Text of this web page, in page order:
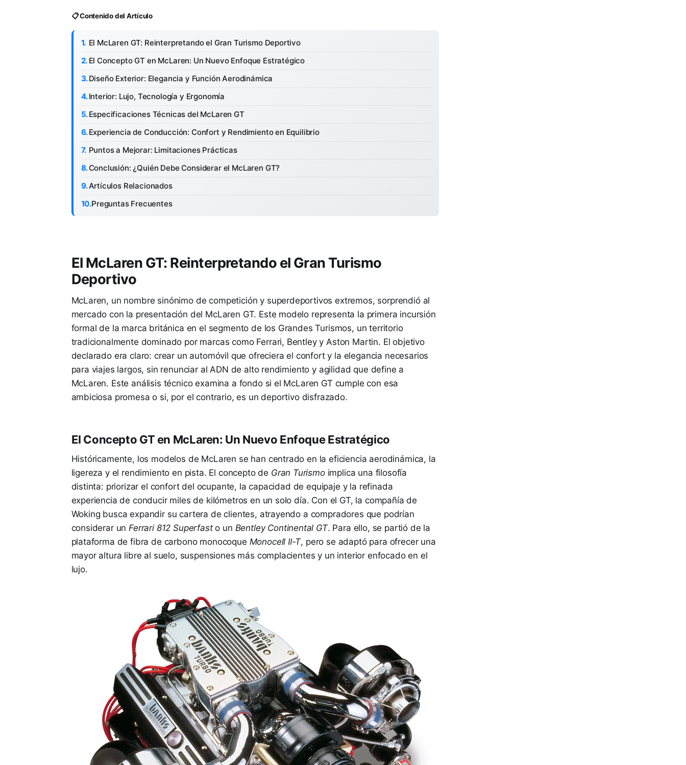
📋 Contenido del Artículo
El McLaren GT: Reinterpretando el Gran Turismo Deportivo
El Concepto GT en McLaren: Un Nuevo Enfoque Estratégico
Diseño Exterior: Elegancia y Función Aerodinámica
Interior: Lujo, Tecnología y Ergonomía
Especificaciones Técnicas del McLaren GT
Experiencia de Conducción: Confort y Rendimiento en Equilibrio
Puntos a Mejorar: Limitaciones Prácticas
Conclusión: ¿Quién Debe Considerar el McLaren GT?
Artículos Relacionados
Preguntas Frecuentes
El McLaren GT: Reinterpretando el Gran Turismo
Deportivo
McLaren, un nombre sinónimo de competición y superdeportivos extremos, sorprendió al
mercado con la presentación del McLaren GT. Este modelo representa la primera incursión
formal de la marca británica en el segmento de los Grandes Turismos, un territorio
tradicionalmente dominado por marcas como Ferrari, Bentley y Aston Martin. El objetivo
declarado era claro: crear un automóvil que ofreciera el confort y la elegancia necesarios
para viajes largos, sin renunciar al ADN de alto rendimiento y agilidad que define a
McLaren. Este análisis técnico examina a fondo si el McLaren GT cumple con esa
ambiciosa promesa o si, por el contrario, es un deportivo disfrazado.
El Concepto GT en McLaren: Un Nuevo Enfoque Estratégico
Históricamente, los modelos de McLaren se han centrado en la eficiencia aerodinámica, la
ligereza y el rendimiento en pista. El concepto de Gran Turismoimplica una filosofía
distinta: priorizar el confort del ocupante, la capacidad de equipaje y la refinada
experiencia de conducir miles de kilómetros en un solo día. Con el GT, la compañía de
Woking busca expandir su cartera de clientes, atrayendo a compradores que podrían
considerar unFerrari 812 Superfasto un Bentley Continental GT. Para ello, se partió de la
plataforma de fibra de carbono monocoque Monocell II-T, pero se adaptó para ofrecer una
mayor altura libre al suelo, suspensiones más complacientes y un interior enfocado en el
lujo.